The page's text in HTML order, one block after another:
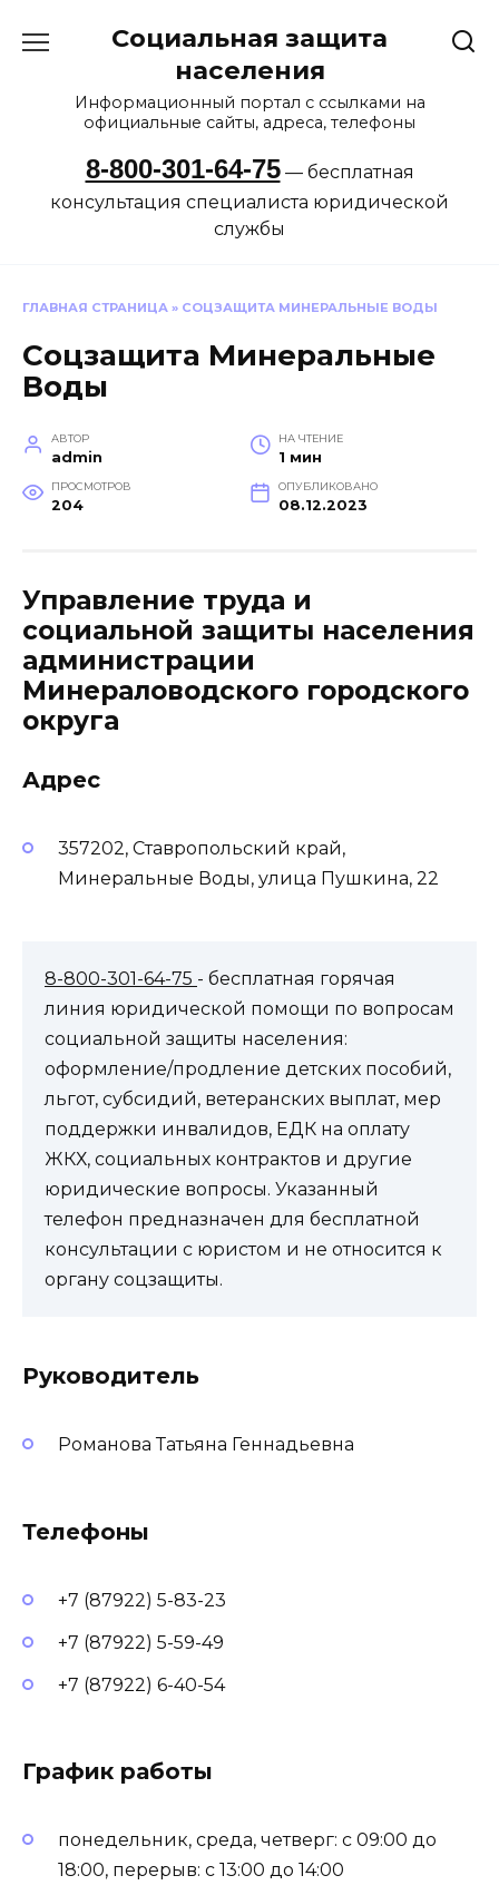
Социальная защита
населения
Информационный портал с ссылками на
официальные сайты, адреса, телефоны
8-800-301-64-75— бесплатная
консультация специалиста юридической
службы
ГЛАВНАЯ СТРАНИЦА » СОЦЗАЩИТА МИНЕРАЛЬНЫЕ ВОДЫ
Соцзащита Минеральные
Воды
АВТОР
admin
НА ЧТЕНИЕ
1 мин
ПРОСМОТРОВ
204
ОПУБЛИКОВАНО
08.12.2023
Управление труда и
социальной защиты населения
администрации
Минераловодского городского
округа
Адрес
357202, Ставропольский край,
Минеральные Воды, улица Пушкина, 22
8-800-301-64-75 - бесплатная горячая
линия юридической помощи по вопросам
социальной защиты населения:
оформление/продление детских пособий,
льгот, субсидий, ветеранских выплат, мер
поддержки инвалидов, ЕДК на оплату
ЖКХ, социальных контрактов и другие
юридические вопросы. Указанный
телефон предназначен для бесплатной
консультации с юристом и не относится к
органу соцзащиты.
Руководитель
Романова Татьяна Геннадьевна
Телефоны
+7 (87922) 5-83-23
+7 (87922) 5-59-49
+7 (87922) 6-40-54
График работы
понедельник, среда, четверг: с 09:00 до
18:00, перерыв: с 13:00 до 14:00